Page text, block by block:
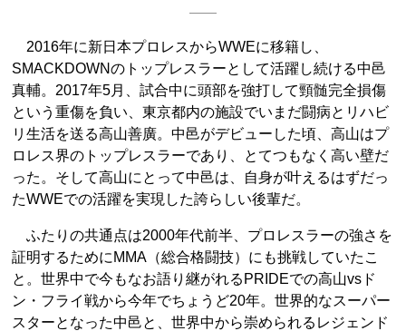
2016年に新日本プロレスからWWEに移籍し、
SMACKDOWNのトップレスラーとして活躍し続ける中邑
真輔。2017年5月、試合中に頭部を強打して頸髄完全損傷
という重傷を負い、東京都内の施設でいまだ闘病とリハビ
リ生活を送る高山善廣。中邑がデビューした頃、高山はプ
ロレス界のトップレスラーであり、とてつもなく高い壁だ
った。そして高山にとって中邑は、自身が叶えるはずだっ
たWWEでの活躍を実現した誇らしい後輩だ。
ふたりの共通点は2000年代前半、プロレスラーの強さを
証明するためにMMA（総合格闘技）にも挑戦していたこ
と。世界中で今もなお語り継がれるPRIDEでの高山vsド
ン・フライ戦から今年でちょうど20年。世界的なスーパー
スターとなった中邑と、世界中から崇められるレジェンド